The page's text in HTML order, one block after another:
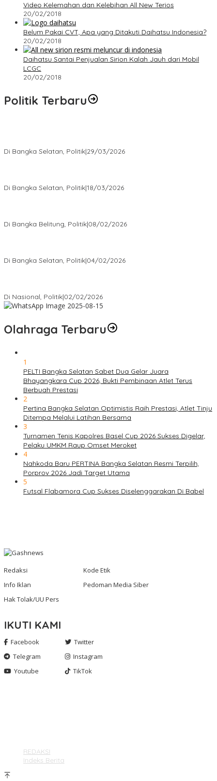
Video Kelemahan dan Kelebihan All New Terios
20/02/2018
Belum Pakai CVT, Apa yang Ditakuti Daihatsu Indonesia?
20/02/2018
Daihatsu Santai Penjualan Sirion Kalah Jauh dari Mobil
LCGC
20/02/2018
Politik Terbaru
Di Bangka Selatan, Politik|29/03/2026
Di Bangka Selatan, Politik|18/03/2026
Di Bangka Belitung, Politik|08/02/2026
Di Bangka Selatan, Politik|04/02/2026
Di Nasional, Politik|02/02/2026
Olahraga Terbaru
1
PELTI Bangka Selatan Sabet Dua Gelar Juara
Bhayangkara Cup 2026, Bukti Pembinaan Atlet Terus
Berbuah Prestasi
2
Pertina Bangka Selatan Optimistis Raih Prestasi, Atlet Tinju
Ditempa Melalui Latihan Bersama
3
Turnamen Tenis Kapolres Basel Cup 2026 Sukses Digelar,
Pelaku UMKM Raup Omset Meroket
4
Nahkoda Baru PERTINA Bangka Selatan Resmi Terpilih,
Porprov 2026 Jadi Target Utama
5
Futsal Flabamora Cup Sukses Diselenggarakan Di Babel
Redaksi
Kode Etik
Info Iklan
Pedoman Media Siber
Hak Tolak/UU Pers
IKUTI KAMI
Facebook
Twitter
Telegram
Instagram
Youtube
TikTok
REDAKSI
Indeks Berita